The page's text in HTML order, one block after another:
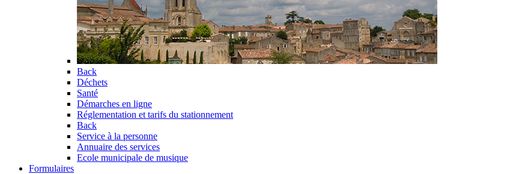
Back
Déchets
Santé
Démarches en ligne
Réglementation et tarifs du stationnement
Back
Service à la personne
Annuaire des services
Ecole municipale de musique
Formulaires